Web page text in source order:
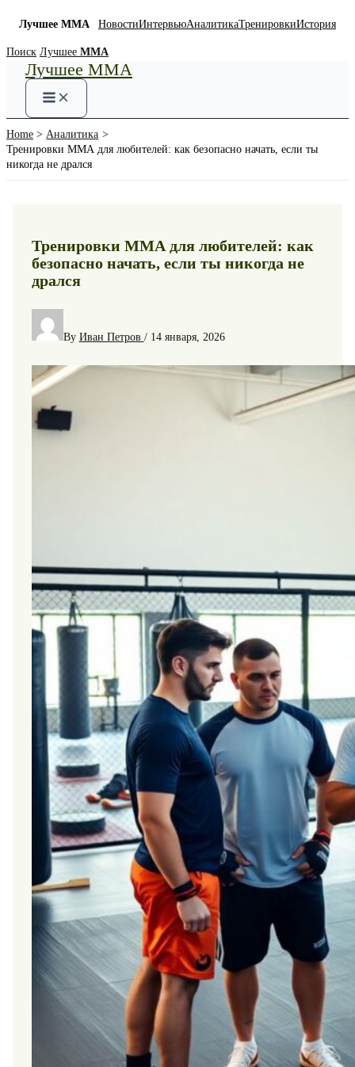
Лучшее ММА НовостиИнтервьюАналитикаТренировкиИстория
Skip
content
Поиск Лучшее ММА
Лучшее ММА
Home
Аналитика
Тренировки ММА для любителей: как безопасно начать, если ты
никогда не дрался
Тренировки ММА для любителей: как
безопасно начать, если ты никогда не
дрался
By Иван Петров / 14 января, 2026